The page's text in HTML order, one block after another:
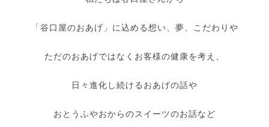
「谷口屋のおあげ」に込める想い、夢、こだわりや
ただのおあげではなくお客様の健康を考え、
日々進化し続けるおあげの話や
おとうふやおからのスイーツのお話など